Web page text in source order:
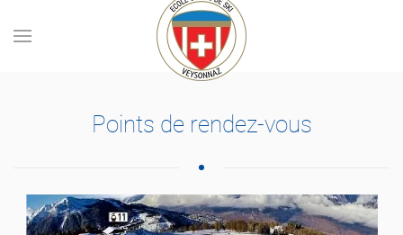
Skip to main content
Points de rendez-vous